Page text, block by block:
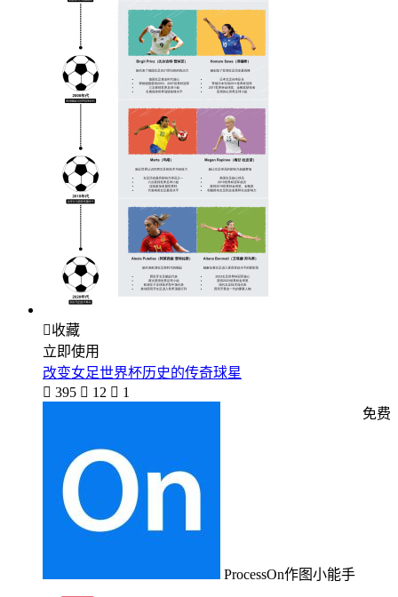
收藏
立即使用
改变女足世界杯历史的传奇球星
 395  12  1
ProcessOn作图小能手
免费